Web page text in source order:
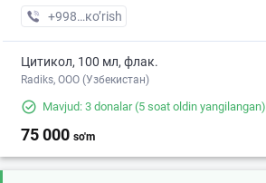
+998 (99) XXX-XX-XX
кo’rish
Цитикол, 100 мл, флак.
Radiks, ООО (Узбекистан)
Mavjud: 3 donalar(5 soat oldin yangilangan)
75 000 so'm